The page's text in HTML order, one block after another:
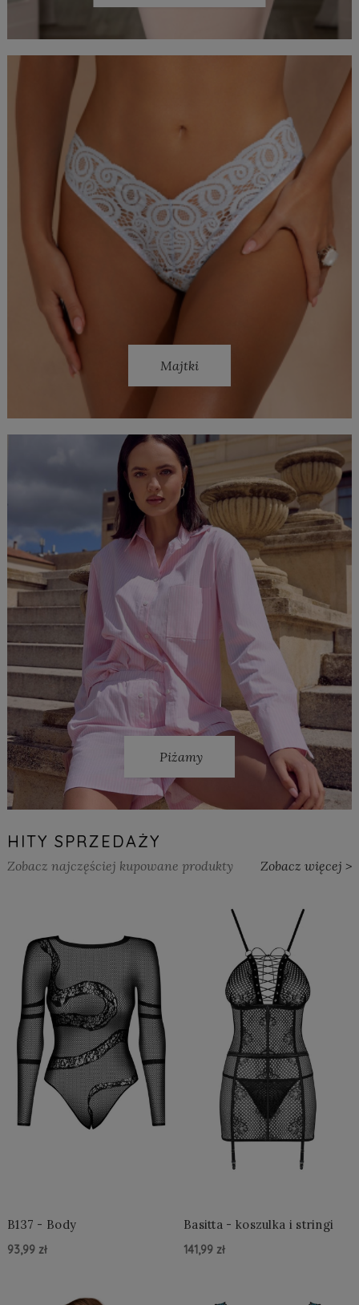
Majtki
Piżamy
HITY SPRZEDAŻY
Zobacz najczęściej kupowane produkty Zobacz więcej >
B137 - Body
93,99 zł
Basitta - koszulka i stringi
141,99 zł